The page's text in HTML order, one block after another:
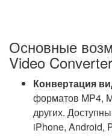
Основные
Video Converter
Конвертация
форматов MP4,
других.
iPhone, Android,